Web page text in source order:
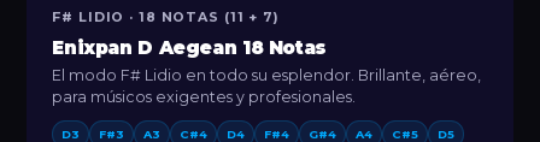
F# LIDIO · 18 NOTAS (11 + 7)
Enixpan D Aegean 18 Notas
El modo F# Lidio en todo su esplendor. Brillante, aéreo,
para músicos exigentes y profesionales.
D3 F#3 A3 C#4 D4 F#4 G#4 A4 C#5 D5